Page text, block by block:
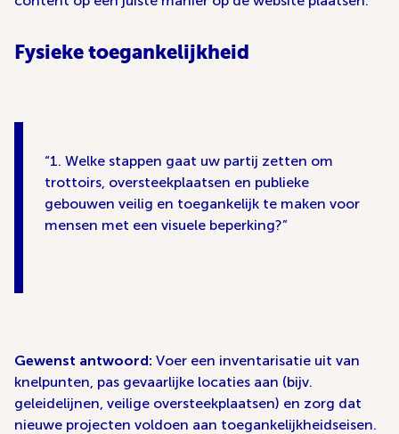
Fysieke toegankelijkheid
1. Welke stappen gaat uw partij zetten om
trottoirs, oversteekplaatsen en publieke
gebouwen veilig en toegankelijk te maken voor
mensen met een visuele beperking?
Gewenst antwoord: Voer een inventarisatie uit van
knelpunten, pas gevaarlijke locaties aan (bijv.
geleidelijnen, veilige oversteekplaatsen) en zorg dat
nieuwe projecten voldoen aan toegankelijkheidseisen.